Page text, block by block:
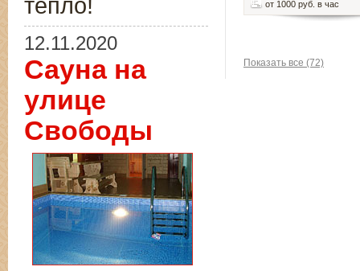
от 1000 руб. в час
Показать все (72)
тепло!
12.11.2020
Сауна на
улице
Свободы